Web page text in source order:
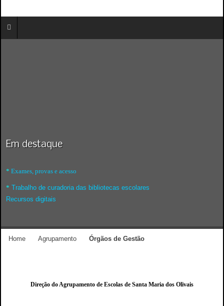
Em destaque
* Exames, provas e acesso
* Trabalho de curadoria das bibliotecas escolares
Recursos digitais
Home Agrupamento Órgãos de Gestão
Direção do Agrupamento de Escolas de Santa Maria dos Olivais